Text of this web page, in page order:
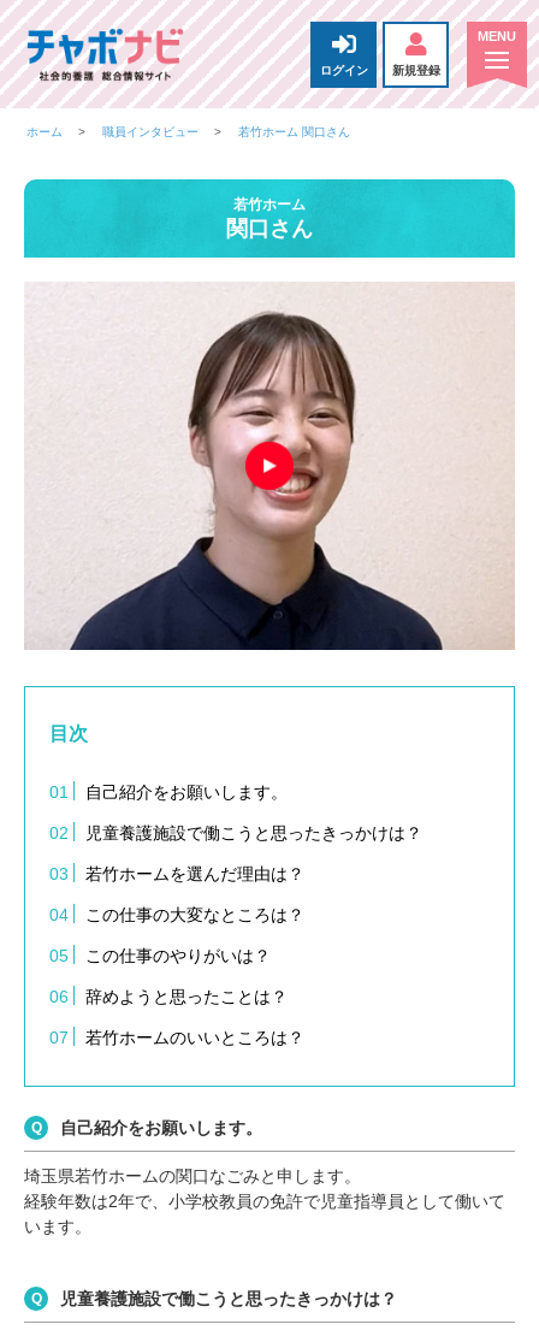
ログイン 新規登録
ホーム 職員インタビュー 若竹ホーム 関口さん
若竹ホーム
関口さん
目次
自己紹介をお願いします。
児童養護施設で働こうと思ったきっかけは？
若竹ホームを選んだ理由は？
この仕事の大変なところは？
この仕事のやりがいは？
辞めようと思ったことは？
若竹ホームのいいところは？
自己紹介をお願いします。
埼玉県若竹ホームの関口なごみと申します。
経験年数は2年で、小学校教員の免許で児童指導員として働いて
います。
児童養護施設で働こうと思ったきっかけは？